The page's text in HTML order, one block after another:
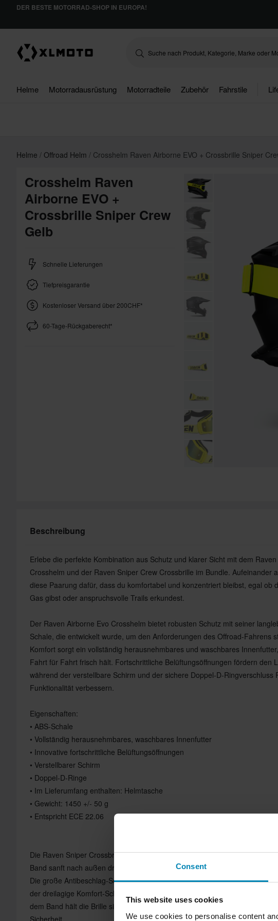
Consent
This website uses cookies
We use cookies to personalise content
DER BESTE MOTORRAD-SHOP IN EUROPA!
Helme Motorradausrüstung Motorradteile Zubehör Fahrstile
Helme Offroad Helm Crosshelm Raven Airborne EVO + Crossbrille Sniper
Crosshelm Raven
Airborne EVO +
Crossbrille Sniper Crew
Gelb
Schnelle Lieferungen
Tiefpreisgarantie
Kostenloser Versand über 200CHF*
60-Tage-Rückgaberecht*
Beschreibung
Erlebe die perfekte Kombination aus Schutz und klarer Sicht mit dem
Crosshelm und der Raven Sniper Crew Crossbrille im Bundle. Aufeinander
diese Paarung dafür, dass du komfortabel und konzentriert bleibst, egal ob
Gas gibst oder anspruchsvolle Trails erkundest.
Der Raven Airborne Evo Crosshelm bietet robusten Schutz mit seiner
Schale, die entwickelt wurde, um den Anforderungen des Offroad-Fahrens
Komfort sorgt ein vollständig herausnehmbares und waschbares
Fahrt für Fahrt frisch hält. Fortschrittliche Belüftungsöffnungen fördern den
während der verstellbare Schirm und der sichere Doppel-D-Ringverschluss
Funktionalität verbessern.
Eigenschaften:
• ABS-Schale
• Vollständig herausnehmbares, waschbares Innenfutter
• Innovative fortschrittliche Belüftungsöffnungen
• Verstellbarer Schirm
• Doppel-D-Ringe
• Im Lieferumfang enthalten: Helmtasche
• Gewicht: 1450 +/- 50 g
• Entspricht ECE 22.06
Die Raven Sniper Crossbrille ergänzt den Helm perfekt mit ihrem
Band sanft nach außen drückt und so für eine verbesserte Passform auf
Die große Antibeschlag-Scheibe gewährleistet klare Sicht unter allen
der dreilagige Komfort-Schaum für Komfort bei längeren Fahrten sorgt. Ein
dem Band hält die Brille sicher an ihrem Platz, und ein zusätzlicher